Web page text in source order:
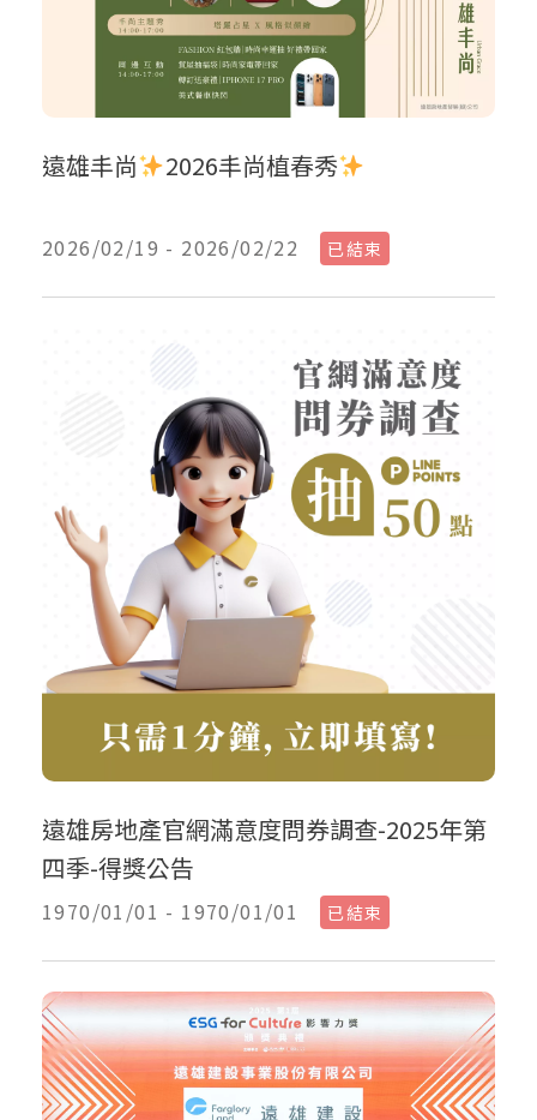
遠雄丰尚 2026丰尚植春秀
2026/02/19 - 2026/02/22 已結束
遠雄房地產官網滿意度問券調查-2025年第
四季-得獎公告
1970/01/01 - 1970/01/01 已結束